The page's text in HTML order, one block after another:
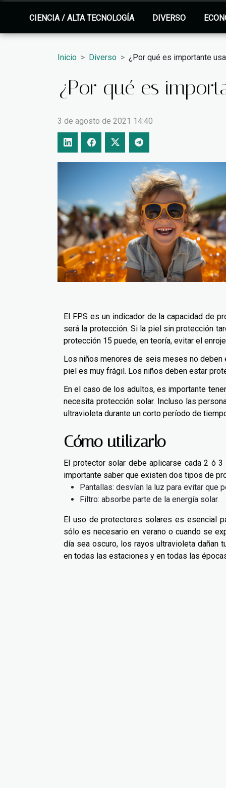
CIENCIA / ALTA TECNOLOGÍA DIVERSO
Inicio Diverso ¿Por qué es importante
¿Por qué es
3 de agosto de 2021 14:40
El FPS es un indicador de la capacidad de
será la protección. Si la piel sin protección
protección 15 puede, en teoría, evitar el
Los niños menores de seis meses no
piel es muy frágil. Los niños deben estar
En el caso de los adultos, es importante
necesita protección solar. Incluso las
ultravioleta durante un corto período de
Cómo utilizarlo
El protector solar debe aplicarse cada 2 ó
importante saber que existen dos tipos de
Pantallas: desvían la luz para evitar que
Filtro: absorbe parte de la energía solar.
El uso de protectores solares es esencial
sólo es necesario en verano o cuando se
día sea oscuro, los rayos ultravioleta dañan
en todas las estaciones y en todas las